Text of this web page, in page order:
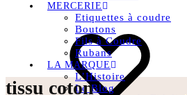
MERCERIE
Etiquettes à coudre
Boutons
Fils à Coudre
Rubans
LA MARQUE
L’Histoire
Le Blog
tissu coton